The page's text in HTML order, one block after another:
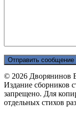
© 2026 Дворянинов
Издание сборников
запрещено. Для
отдельных стихов